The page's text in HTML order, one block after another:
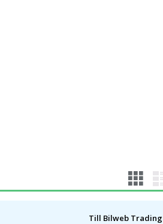
Till Bilweb Trading